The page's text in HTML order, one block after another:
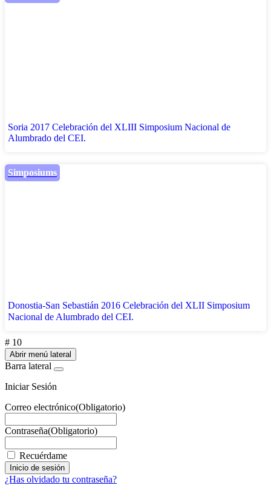
Soria 2017 Celebración del XLIII Simposium Nacional de
Alumbrado del CEI.
Simposiums
Donostia-San Sebastián 2016 Celebración del XLII Simposium
Nacional de Alumbrado del CEI.
# 10
Abrir menú lateral
Barra lateral
Iniciar Sesión
Correo electrónico(Obligatorio)
Contraseña(Obligatorio)
Recuérdame
¿Has olvidado tu contraseña?